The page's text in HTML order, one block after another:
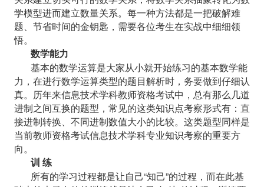
学模型进而建立数量关系。每一种方法都是一把破解难
题、节省时间的金钥匙，需要各位考生在实战中细细领
悟。
数学能力
基本的数学运算是大家从小就开始练习的基本数学能
力，在进行数学运算类型的题目解析时，务要做到仔细认
真。历年来信息技术学科教师资格考试中，总有那么几道
进制之间互换的题型，常见的这类知识点考察形式有：直
接进制转换、不同进制数值大小的比较。这类题型同样是
当前教师资格考试信息技术学科专业知识考察的重要方
向。
训 练
所有的学习过程都是让自己“知己”的过程，而在此基